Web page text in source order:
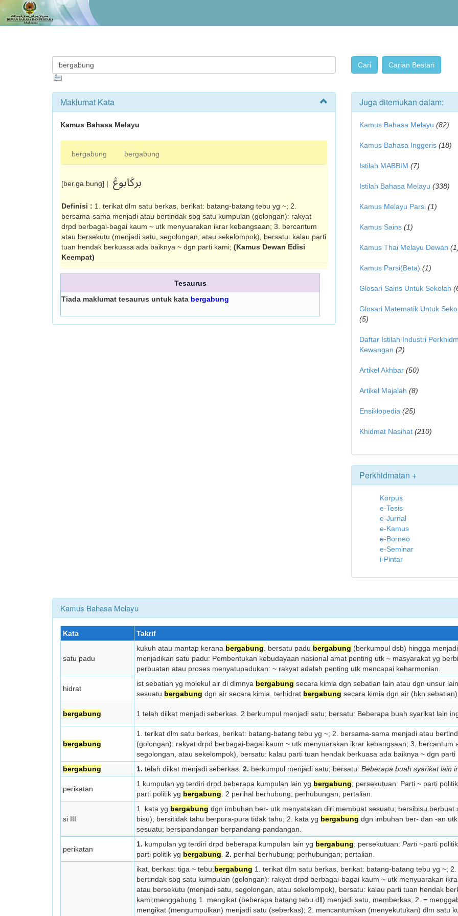
Maklumat Kata
Kamus Bahasa Melayu
bergabung bergabung
[ber.ga.bung] | برݢابوڠ
Definisi : 1. terikat dlm satu berkas, berikat: batang-batang tebu yg ~; 2.
bersama-sama menjadi atau bertindak sbg satu kumpulan (golongan): rakyat
drpd berbagai-bagai kaum ~ utk menyuarakan ikrar kebangsaan; 3. bercantum
atau bersekutu (menjadi satu, segolongan, atau sekelompok), bersatu: kalau parti
tuan hendak berkuasa ada baiknya ~ dgn parti kami; (Kamus Dewan Edisi
Keempat)
Tesaurus
Tiada maklumat tesaurus untuk kata bergabung
Juga ditemukan dalam:
Kamus Bahasa Melayu (82)
Kamus Bahasa Inggeris (18)
Istilah MABBIM (7)
Istilah Bahasa Melayu (338)
Kamus Melayu Parsi (1)
Kamus Sains (1)
Kamus Thai Melayu Dewan
Kamus Parsi(Beta) (1)
Glosari Sains Untuk Sekolah
Glosari Matematik Untuk
(5)
Daftar Istilah Industri
Kewangan (2)
Artikel Akhbar (50)
Artikel Majalah (8)
Ensiklopedia (25)
Khidmat Nasihat (210)
Perkhidmatan +
Korpus
e-Tesis
e-Jurnal
e-Kamus
e-Borneo
e-Seminar
i-Pintar
Kamus Bahasa Melayu
Kata Takrif
satu padu
kukuh atau mantap kerana bergabung . bersatu padu bergabung (berkumpul dsb) hingga
menjadikan satu padu: Pembentukan kebudayaan nasional amat penting utk ~ masyarakat yg
perbuatan atau proses menyatupadukan: ~ rakyat adalah penting utk mencapai keharmonian.
hidrat
ist sebatian yg molekul air di dlmnya bergabung secara kimia dgn sebatian lain atau dgn unsur
se­suatu bergabung dgn air secara kimia. terhidrat bergabung secara kimia dgn air (bkn
bergabung 1 telah diikat menjadi seberkas. 2 berkumpul menjadi satu; bersatu: Beberapa buah syarikat lain
bergabung
1. terikat dlm satu berkas, berikat: batang-batang tebu yg ~; 2. bersama-sama menjadi atau
(golongan): rakyat drpd berbagai-bagai kaum ~ utk menyuarakan ikrar kebangsaan; 3. bercantum
segolongan, atau sekelompok), bersatu: kalau parti tuan hendak berkuasa ada baiknya ~ dgn parti
bergabung 1. telah diikat menjadi seberkas. 2. berkumpul menjadi satu; bersatu: Beberapa buah syarikat lain
perikatan
1 kumpulan yg terdiri drpd beberapa kumpulan lain yg bergabung; persekutuan: Parti ~ parti
parti politik yg bergabung . 2 perihal berhubung; perhubungan; pertalian.
si III
1. kata yg bergabung dgn imbuhan ber­- utk menyatakan diri membuat sesuatu; ber­sibisu
bisu); bersitidak tahu berpura-pura tidak tahu; 2. kata yg bergabung dgn imbuhan ber- dan ­-an
sesuatu; bersipandangan berpandang-pandangan.
perikatan
1. kumpulan yg terdiri drpd beberapa kumpulan lain yg bergabung; persekutuan: Parti ~parti
parti politik yg bergabung 2. perihal berhubung; perhubungan; pertalian.
ikat, berkas: tiga ~ tebu;bergabung 1. terikat dlm satu berkas, berikat: batang-batang tebu yg ~;
bertindak sbg satu kumpulan (golongan): rakyat drpd berbagai-bagai kaum ~ utk menyuarakan
atau bersekutu (menjadi satu, segolongan, atau sekelompok), bersatu: kalau parti tuan hendak
kami;menggabung 1. mengikat (beberapa batang tebu dll) menjadi satu, memberkas; 2. =
mengikat (mengumpulkan) menjadi satu (seberkas); 2. mencantumkan (menyekutukan) dlm satu